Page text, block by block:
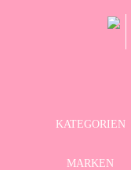
KATEGORIEN
MARKEN